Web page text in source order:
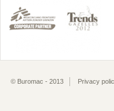
© Buromac - 2013 Privacy